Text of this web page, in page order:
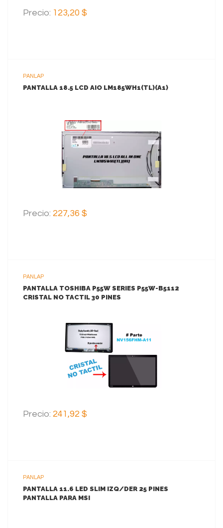
Precio: 123,20 $
PANLAP
PANTALLA 18.5 LCD AIO LM185WH1(TL)(A1)
VER MAS
Precio: 227,36 $
PANLAP
PANTALLA TOSHIBA P55W SERIES P55W-B5112
CRISTAL NO TACTIL 30 PINES
VER MAS
AGREGAR AL CARRITO
Precio: 241,92 $
PANLAP
PANTALLA 11.6 LED SLIM IZQ/DER 25 PINES
PANTALLA PARA MSI